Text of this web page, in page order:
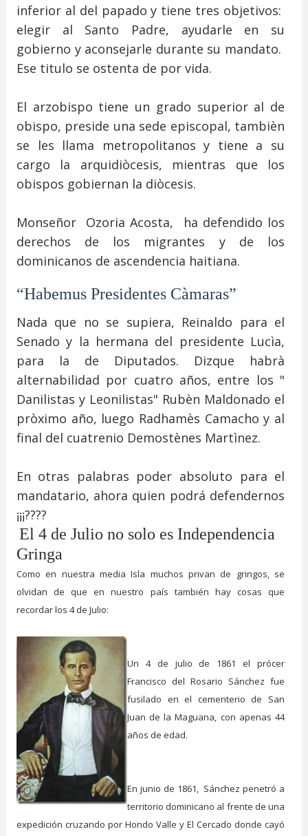
inferior al del papado y tiene tres objetivos:
elegir al Santo Padre, ayudarle en su
gobierno y aconsejarle durante su mandato.
Ese titulo se ostenta de por vida.
El arzobispo tiene un grado superior al de
obispo, preside una sede episcopal, tambièn
se les llama metropolitanos y tiene a su
cargo la arquidiòcesis, mientras que los
obispos gobiernan la diòcesis.
Monseñor Ozoria Acosta, ha defendido los
derechos de los migrantes y de los
dominicanos de ascendencia haitiana.
“Habemus Presidentes Càmaras”
Nada que no se supiera, Reinaldo para el
Senado y la hermana del presidente Lucìa,
para la de Diputados. Dizque habrà
alternabilidad por cuatro años, entre los "
Danilistas y Leonilistas" Rubèn Maldonado el
pròximo año, luego Radhamès Camacho y al
final del cuatrenio Demostènes Martìnez.
En otras palabras poder absoluto para el
mandatario, ahora quien podrá defendernos
¡¡¡????
El 4 de Julio no solo es Independencia
Gringa
Como en nuestra media Isla muchos privan de gringos, se
olvidan de que en nuestro país también hay cosas que
recordar los 4 de Julio:
Un 4 de julio de 1861 el prócer
Francisco del Rosario Sánchez fue
fusilado en el cementerio de San
Juan de la Maguana, con apenas 44
años de edad.
En junio de 1861, Sánchez penetró a
territorio dominicano al frente de una
expedición cruzando por Hondo Valle y El Cercado donde cayó